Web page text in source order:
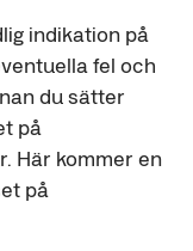
indikation på
fel och
du sätter
på
Här kommer en
på